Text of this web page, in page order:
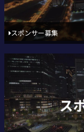
スポンサー募集